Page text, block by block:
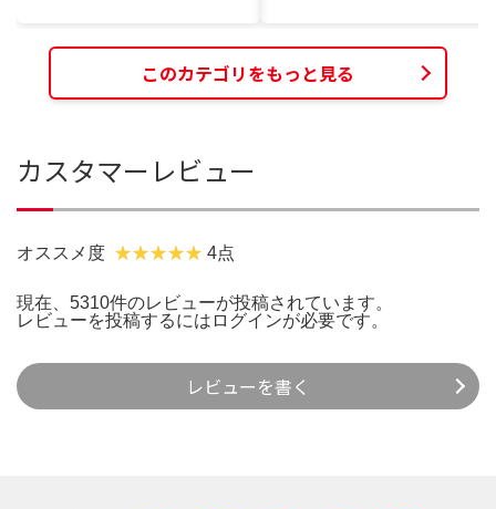
このカテゴリをもっと見る
カスタマーレビュー
オススメ度 4点
現在、5310件のレビューが投稿されています。
レビューを投稿するには ログインが必要です。
レビューを書く